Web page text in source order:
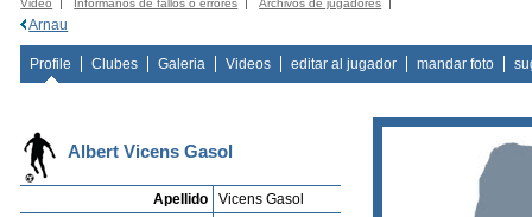
Video
Informanos de fallos o errores Archivos de jugadores
Arnau
Profile Clubes Galeria Videos editar al jugador mandar foto
Albert Vicens Gasol
Apellido
Vicens Gasol